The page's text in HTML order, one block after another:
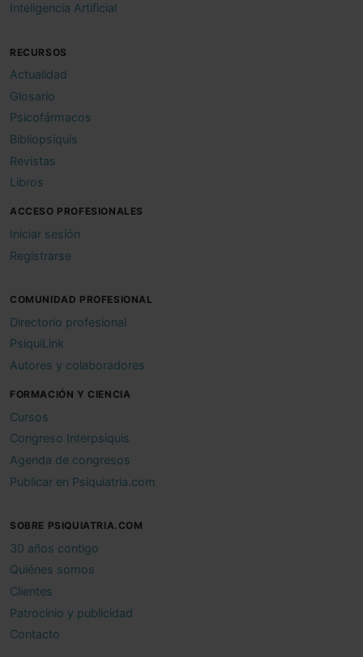
Inteligencia Artificial
RECURSOS
Actualidad
Glosario
Psicofármacos
Bibliopsiquis
Revistas
Libros
ACCESO PROFESIONALES
Iniciar sesión
Registrarse
COMUNIDAD PROFESIONAL
Directorio profesional
PsiquiLink
Autores y colaboradores
FORMACIÓN Y CIENCIA
Cursos
Congreso Interpsiquis
Agenda de congresos
Publicar en Psiquiatria.com
SOBRE PSIQUIATRIA.COM
30 años contigo
Quiénes somos
Clientes
Patrocinio y publicidad
Contacto